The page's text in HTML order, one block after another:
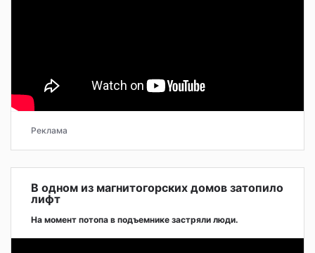
Реклама
В одном из магнитогорских домов затопило
лифт
На момент потопа в подъемнике застряли люди.